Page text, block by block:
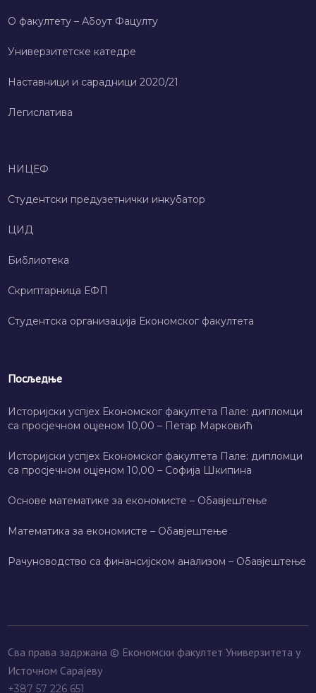
О факултету – Абоут Фацултy
Универзитетске катедре
Наставници и сарадници 2020/21
Легислатива
НИЦЕФ
Студентски предузетнички инкубатор
ЦИД
Библиотека
Скриптарница ЕФП
Студентска организација Економског факултета
Посљедње
Историјски успјех Економског факултета Пале: дипломци
са просјечном оцјеном 10,00 – Петар Марковић
Историјски успјех Економског факултета Пале: дипломци
са просјечном оцјеном 10,00 – Софија Шкипина
Основе математике за економисте – Обавјештење
Математика за економисте – Обавјештење
Рачуноводство са финансијском анализом – Обавјештење
Сва права задржана © Економски факултет Универзитета у
Источном Сарајеву
+387 57 226 651